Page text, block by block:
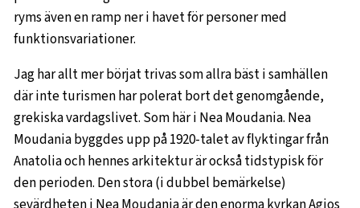
ryms även en ramp ner i havet för personer med
funktionsvariationer.
Jag har allt mer börjat trivas som allra bäst i samhällen
där inte turismen har polerat bort det genomgående,
grekiska vardagslivet. Som här i Nea Moudania. Nea
Moudania byggdes upp på 1920-talet av flyktingar från
Anatolia och hennes arkitektur är också tidstypisk för
den perioden. Den stora (i dubbel bemärkelse)